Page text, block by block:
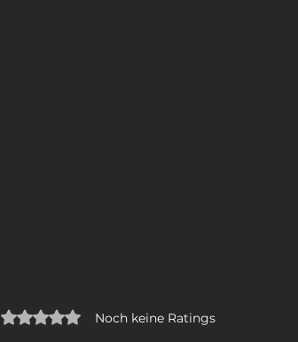
Mit 0 von 5 Sternen bewertet.
Noch keine Ratings